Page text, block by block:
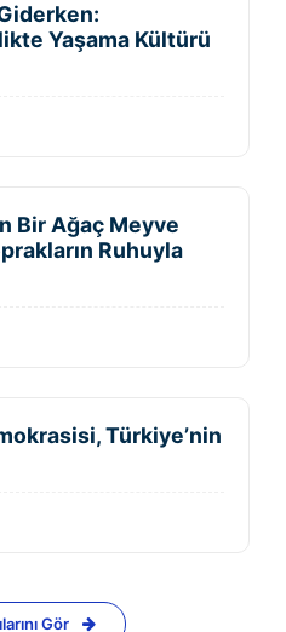
Yaşama Kültürü
Bir Ağaç Meyve
Ruhuyla
Türkiye’nin
Gör